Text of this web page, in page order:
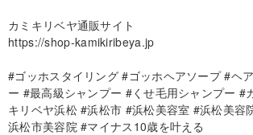
カミキリベヤ通販サイト
https://shop-kamikiribeya.jp
#ゴッホスタイリング #ゴッホヘアソープ #ヘ
ー #最高級シャンプー #くせ毛用シャンプー #
キリベヤ浜松 #浜松市 #浜松美容室 #浜松美容
浜松市美容院 #マイナス10歳を叶える